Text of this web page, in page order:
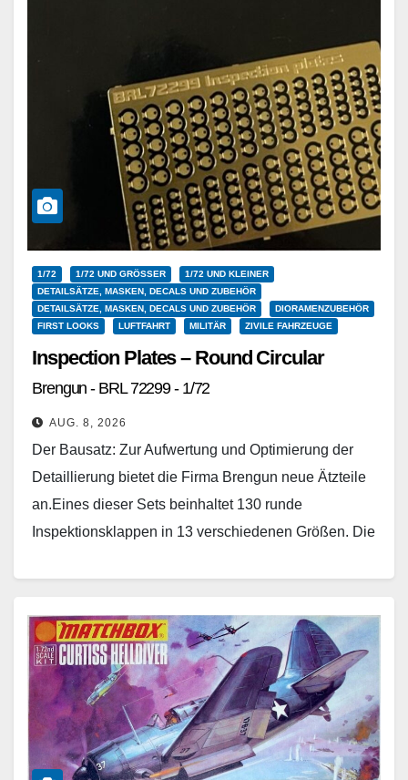
1/72 1/72 UND GRÖSSER
1/72 UND KLEINER
DETAILSÄTZE, MASKEN, DECALS UND ZUBEHÖR
DETAILSÄTZE, MASKEN, DECALS UND ZUBEHÖR
DIORAMENZUBEHÖR
FIRST LOOKS
LUFTFAHRT MILITÄR ZIVILE FAHRZEUGE
Inspection Plates – Round Circular
Brengun - BRL 72299 - 1/72
AUG. 8, 2026
Der Bausatz: Zur Aufwertung und Optimierung der
Detaillierung bietet die Firma Brengun neue Ätzteile
an.Eines dieser Sets beinhaltet 130 runde
Inspektionsklappen in 13 verschiedenen Größen. Die